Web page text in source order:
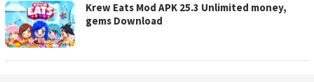
Krew Eats Mod APK 25.3 Unlimited money,
gems Download